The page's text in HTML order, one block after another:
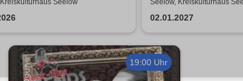
Seelow Seelow, Kreiskulturhaus
02.01.2027
19:00 Uhr